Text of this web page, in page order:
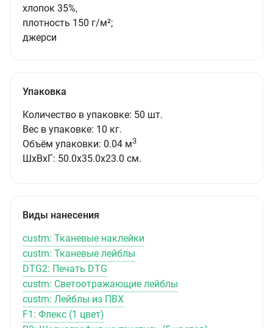
хлопок 35%,
плотность 150 г/м²;
джерси
Упаковка
Количество в упаковке: 50 шт.
Вес в упаковке: 10 кг.
Объём упаковки: 0.04 м3
ШxВxГ: 50.0x35.0x23.0 см.
Виды нанесения
custm: Тканевые наклейки
custm: Тканевые лейблы
DTG2: Печать DTG
custm: Светоотражающие лейблы
custm: Лейблы из ПВХ
F1: Флекс (1 цвет)